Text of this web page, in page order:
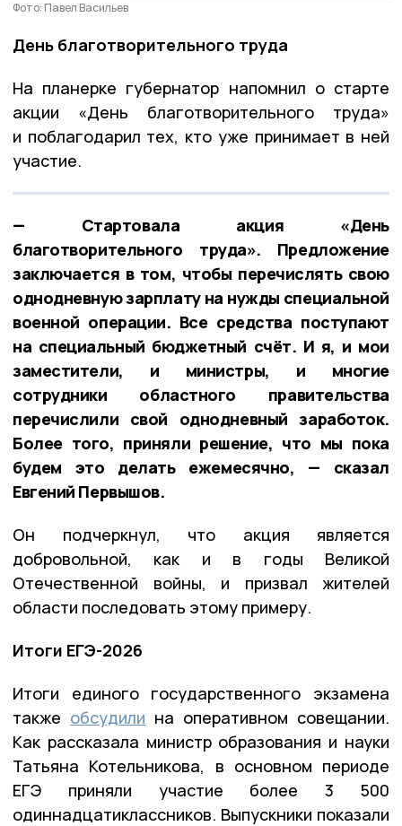
Фото: Павел Васильев
День благотворительного труда
На планерке губернатор напомнил о старте
акции «День благотворительного труда»
и поблагодарил тех, кто уже принимает в ней
участие.
— Стартовала акция «День
благотворительного труда». Предложение
заключается в том, чтобы перечислять свою
однодневную зарплату на нужды специальной
военной операции. Все средства поступают
на специальный бюджетный счёт. И я, и мои
заместители, и министры, и многие
сотрудники областного правительства
перечислили свой однодневный заработок.
Более того, приняли решение, что мы пока
будем это делать ежемесячно, — сказал
Евгений Первышов.
Он подчеркнул, что акция является
добровольной, как и в годы Великой
Отечественной войны, и призвал жителей
области последовать этому примеру.
Итоги ЕГЭ-2026
Итоги единого государственного экзамена
также обсудили на оперативном совещании.
Как рассказала министр образования и науки
Татьяна Котельникова, в основном периоде
ЕГЭ приняли участие более 3 500
одиннадцатиклассников. Выпускники показали